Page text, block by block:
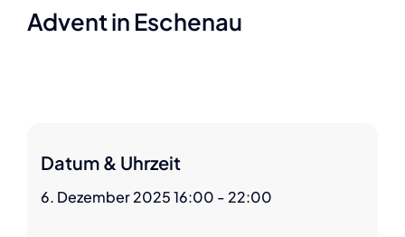
Advent in Eschenau
Datum & Uhrzeit
6. Dezember 2025 16:00 - 22:00